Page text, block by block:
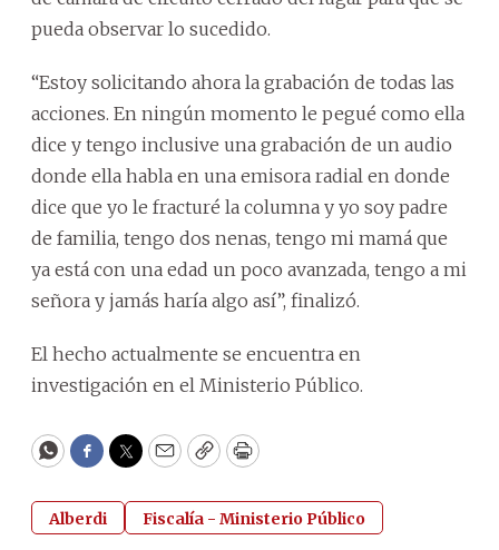
pueda observar lo sucedido.
“Estoy solicitando ahora la grabación de todas las
acciones. En ningún momento le pegué como ella
dice y tengo inclusive una grabación de un audio
donde ella habla en una emisora radial en donde
dice que yo le fracturé la columna y yo soy padre
de familia, tengo dos nenas, tengo mi mamá que
ya está con una edad un poco avanzada, tengo a mi
señora y jamás haría algo así”, finalizó.
El hecho actualmente se encuentra en
investigación en el Ministerio Público.
WhatsApp
Facebook
Twitter
EmailCopyPrint
Alberdi Fiscalía - Ministerio Público